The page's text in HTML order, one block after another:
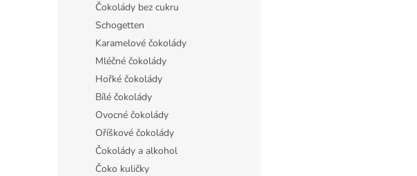
Čokolády bez cukru
Schogetten
Karamelové čokolády
Mléčné čokolády
Hořké čokolády
Bílé čokolády
Ovocné čokolády
Oříškové čokolády
Čokolády a alkohol
Čoko kuličky